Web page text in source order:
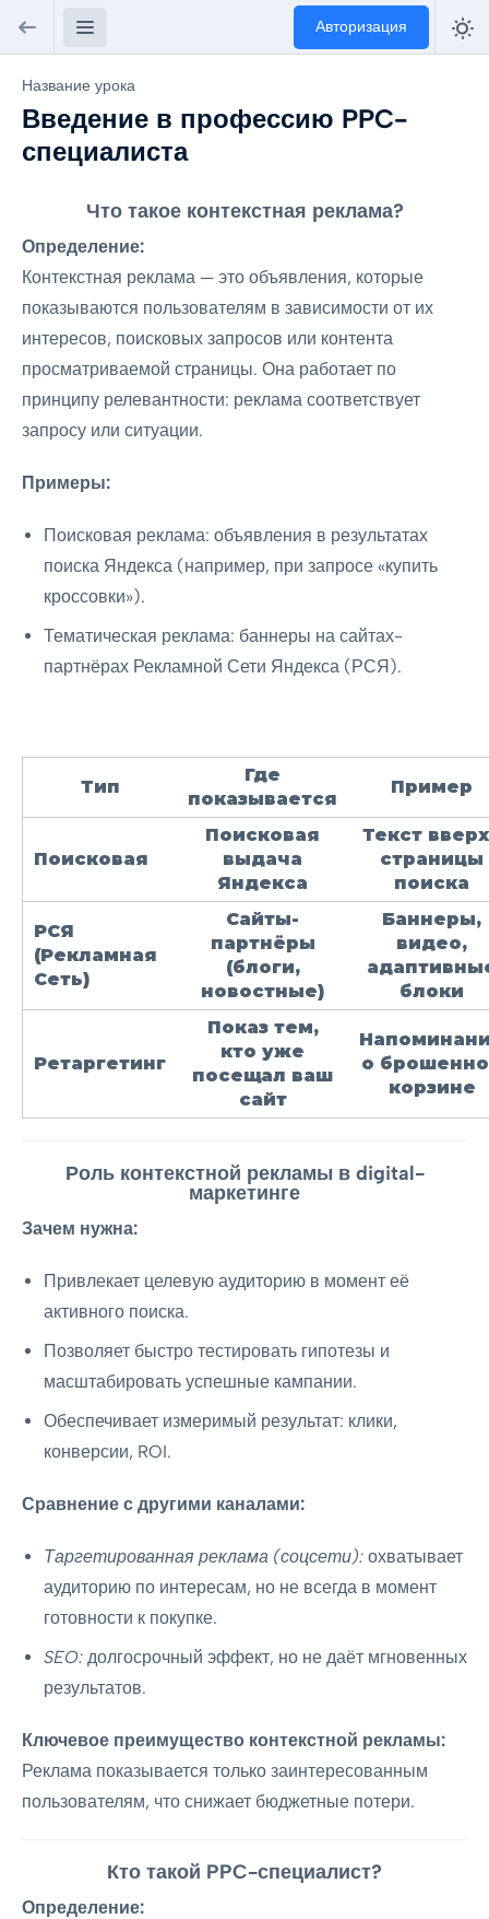
Авторизация
Название урока
Введение в профессию PPC-
специалиста
Что такое контекстная реклама?
Определение:
Контекстная реклама — это объявления, которые
показываются пользователям в зависимости от их
интересов, поисковых запросов или контента
просматриваемой страницы. Она работает по
принципу релевантности: реклама соответствует
запросу или ситуации.
Примеры:
Поисковая реклама: объявления в результатах
поиска Яндекса (например, при запросе «купить
кроссовки»).
Тематическая реклама: баннеры на сайтах-
партнёрах Рекламной Сети Яндекса (РСЯ).
Тип
Где
показывается
Пример
Поисковая
Поисковая
выдача
Яндекса
Текст
страницы
поиска
РСЯ
(Рекламная
Сеть)
Сайты-
партнёры
(блоги,
новостные)
Баннеры,
видео,
блоки
Ретаргетинг
Показ тем,
кто уже
посещал ваш
сайт
о
корзине
Роль контекстной рекламы в digital-
маркетинге
Зачем нужна:
Привлекает целевую аудиторию в момент её
активного поиска.
Позволяет быстро тестировать гипотезы и
масштабировать успешные кампании.
Обеспечивает измеримый результат: клики,
конверсии, ROI.
Сравнение с другими каналами:
Таргетированная реклама (соцсети): охватывает
аудиторию по интересам, но не всегда в момент
готовности к покупке.
SEO: долгосрочный эффект, но не даёт мгновенных
результатов.
Ключевое преимущество контекстной рекламы:
Реклама показывается только заинтересованным
пользователям, что снижает бюджетные потери.
Кто такой PPC-специалист?
Определение: